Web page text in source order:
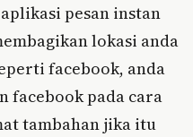
pesan instan
lokasi anda
facebook, anda
facebook pada cara
tambahan jika itu